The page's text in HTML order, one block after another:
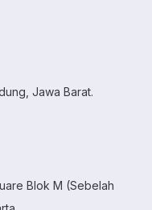
Jawa Barat.
Blok M (Sebelah